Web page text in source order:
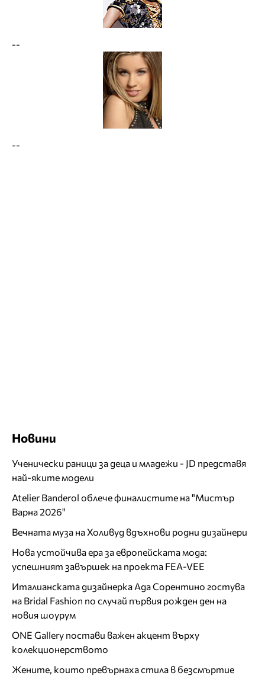
--
--
Новини
Ученически раници за деца и младежи - JD представя
най-яките модели
Atelier Banderol облече финалистите на "Мистър
Варна 2026"
Вечната муза на Холивуд вдъхнови родни дизайнери
Нова устойчива ера за европейската мода:
успешният завършек на проекта FEA-VEE
Италианската дизайнерка Ада Сорентино гостува
на Bridal Fashion по случай първия рожден ден на
новия шоурум
ONE Gallery постави важен акцент върху
колекционерството
Жените, които превърнаха стила в безсмъртие